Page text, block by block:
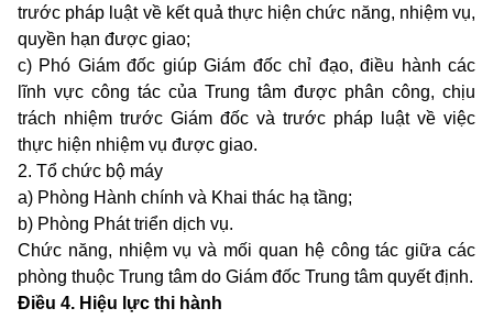
trước pháp luật về kết quả thực hiện chức năng, nhiệm vụ,
quyền hạn được giao;
c) Phó Giám đốc giúp Giám đốc chỉ đạo, điều hành các
lĩnh vực công tác của Trung tâm được phân công, chịu
trách nhiệm trước Giám đốc và trước pháp luật về việc
thực hiện nhiệm vụ được giao.
2. Tổ chức bộ máy
a) Phòng Hành chính và Khai thác hạ tầng;
b) Phòng Phát triển dịch vụ.
Chức năng, nhiệm vụ và mối quan hệ công tác giữa các
phòng thuộc Trung tâm do Giám đốc Trung tâm quyết định.
Điều 4. Hiệu lực thi hành